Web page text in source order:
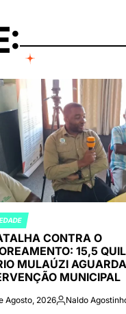
CONTRA O
15,5
MULAÚZI
MUNICIPAL
Agosto, 2026Publicado
Naldo